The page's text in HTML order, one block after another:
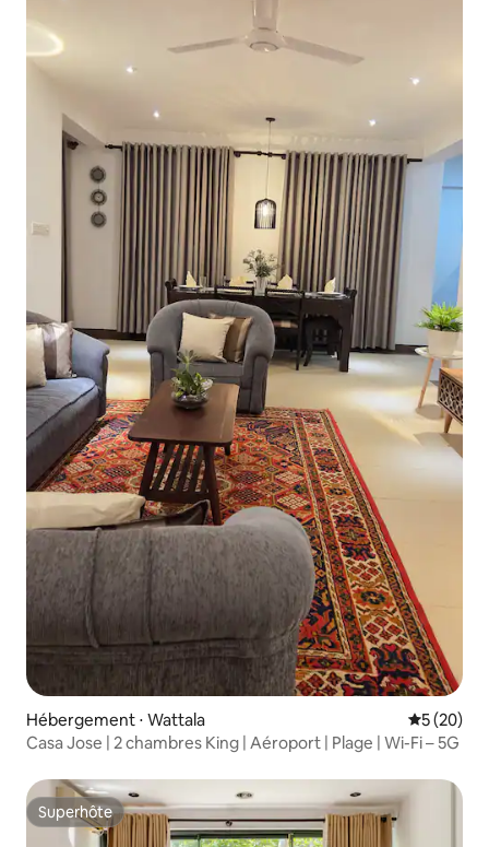
Hébergement ⋅ Wattala
5 (20)
Casa Jose | 2 chambres King | Aéroport | Plage | Wi-Fi – 5G
Superhôte
Superhôte